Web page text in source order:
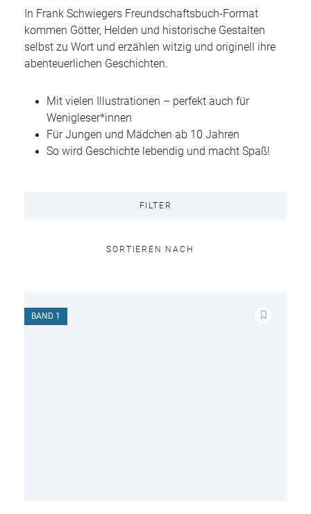
In Frank Schwiegers Freundschaftsbuch-Format
kommen Götter, Helden und historische Gestalten
selbst zu Wort und erzählen witzig und originell ihre
abenteuerlichen Geschichten.
Mit vielen Illustrationen – perfekt auch für
Wenigleser*innen
Für Jungen und Mädchen ab 10 Jahren
So wird Geschichte lebendig und macht Spaß!
FILTER
SORTIEREN NACH
BAND 1